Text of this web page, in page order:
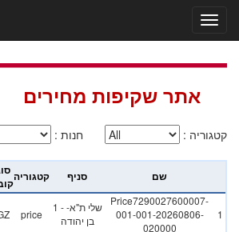
אתר שקיפות מחירים
: חנות : קטגוריה
קטגוריה סניף שם
price
1 - שלי ת"א-
בן יהודה
Price7290027600007-
001-001-20260806-
020000
1